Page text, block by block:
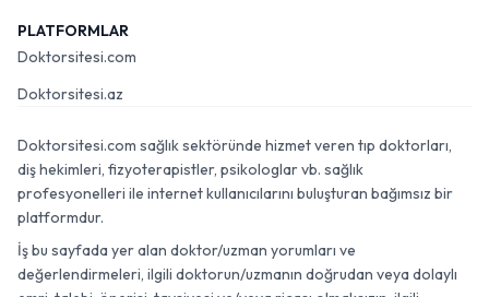
PLATFORMLAR
Doktorsitesi.com
Doktorsitesi.az
Doktorsitesi.com sağlık sektöründe hizmet veren tıp doktorları,
diş hekimleri, fizyoterapistler, psikologlar vb. sağlık
profesyonelleri ile internet kullanıcılarını buluşturan bağımsız bir
platformdur.
İş bu sayfada yer alan doktor/uzman yorumları ve
değerlendirmeleri, ilgili doktorun/uzmanın doğrudan veya dolaylı